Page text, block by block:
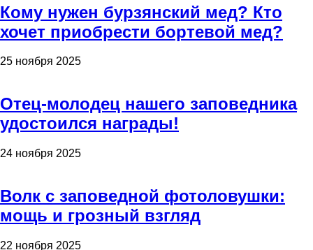
Кому нужен бурзянский мед? Кто
хочет приобрести бортевой мед?
25 ноября 2025
Отец-молодец нашего заповедника
удостоился награды!
24 ноября 2025
Волк с заповедной фотоловушки:
мощь и грозный взгляд
22 ноября 2025